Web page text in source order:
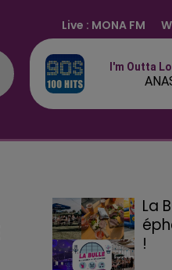
Live : MONA FM
I'm Outta
La
!